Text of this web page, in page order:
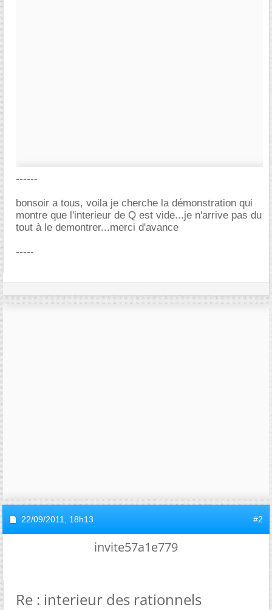
------
bonsoir a tous, voila je cherche la démonstration qui
montre que l'interieur de Q est vide...je n'arrive pas du
tout à le demontrer...merci d'avance
-----
22/09/2011, 18h13 #2
invite57a1e779
Re : interieur des rationnels